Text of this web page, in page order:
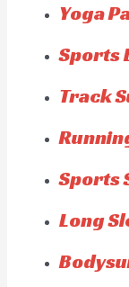
Yoga
Sports
Track
Sports
Long